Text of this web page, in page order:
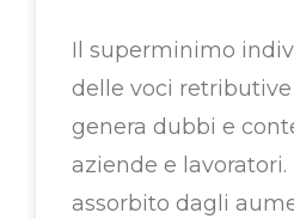
Il superminimo
delle voci
genera dubbi e
aziende e lavoratori.
assorbito dagli